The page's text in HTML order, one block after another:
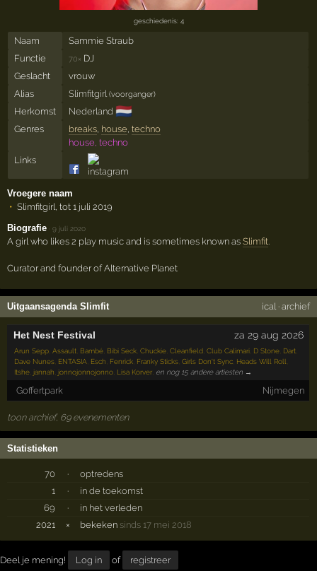
geschiedenis: 4
Naam
Sammie Straub
Functie
70× DJ
Geslacht
vrouw
Alias
Slimfitgirl (voorganger)
Herkomst Nederland 🇳🇱
Genres breaks, house, techno
house, techno
Links
Vroegere naam
Slimfitgirl, tot 1 juli 2019
Biografie
·9 juli 2020
A girl who likes 2 play music and is sometimes known asSlimfit
Curator and founder of Alternative Planet
Uitgaansagenda Slimfit ical· archief
Het Nest Festival za 29 aug 2026
Arun Sepp ,Assault Bambé Bibi Seck ,Chuckie ,Cleanfield ,Club Calimari D Stone Dart
Dave Nunes ENTASIA Esch Fenrick Franky Sticks ,Girls Don't Sync Heads Will Roll
Itshe jannah jonnojonnojonno Lisa Korver en nog 15 andere artiesten →
Goffertpark Nijmegen
toon archief, 69 evenementen
Statistieken
70 ·
optredens
1
·
in de toekomst
69
·
in het verleden
2021
× bekeken sinds 17 mei 2018
Deel je mening! Log in of registreer